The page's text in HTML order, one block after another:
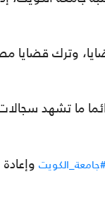
وترك قضايا
ما تشهد
#جامعة_الكويت